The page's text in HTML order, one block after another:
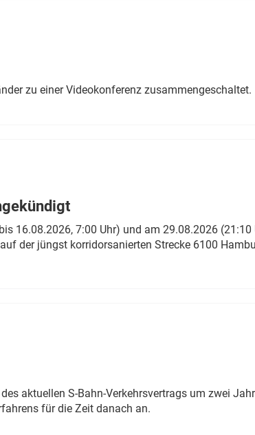
zu einer Videokonferenz zusammengeschaltet.
16.08.2026, 7:00 Uhr) und am 29.08.2026 (21:10
der jüngst korridorsanierten Strecke 6100
aktuellen S-Bahn-Verkehrsvertrags um zwei
für die Zeit danach an.